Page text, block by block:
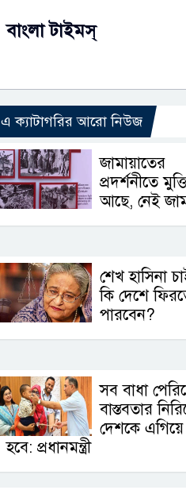
বাংলা টাইমস্
এ ক্যাটাগরির আরো নিউজ
জামায়াতের
প্রদর্শনীতে
আছে, নেই
শেখ হাসিনা
কি দেশে
পারবেন?
সব বাধা
বাস্তবতার
দেশকে এগিয়ে
হবে: প্রধানমন্ত্রী